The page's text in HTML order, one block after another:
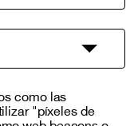
identificar
política de
como las
"píxeles de